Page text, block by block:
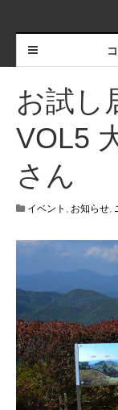
お試し
VOL5
さん
イベント , お知らせ,